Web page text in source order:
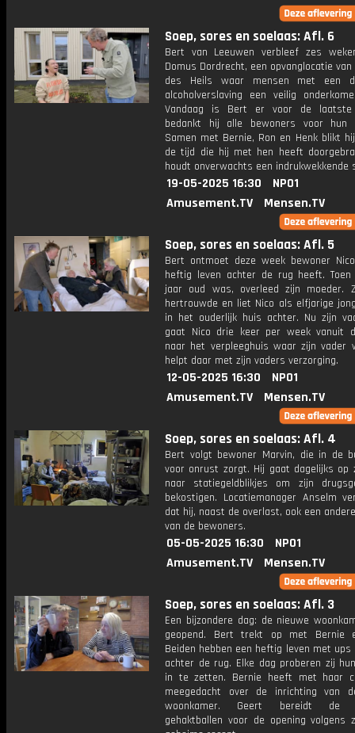
Soep, sores en soelaas: Afl. 6
Bert van Leeuwen verbleef zes
Domus Dordrecht, een opvanglocatie
des Heils waar mensen met een
alcoholverslaving een veilig
Vandaag is Bert er voor de
bedankt hij alle bewoners voor hun
Samen met Bernie, Ron en Henk blikt
de tijd die hij met hen heeft
houdt onverwachts een indrukwekkende
19-05-2025 16:30
NPO1
Amusement.TV
Mensen.TV
Soep, sores en soelaas: Afl. 5
Bert ontmoet deze week bewoner
heftig leven achter de rug heeft.
jaar oud was, overleed zijn moeder.
hertrouwde en liet Nico als elfjarige
in het ouderlijk huis achter. Nu zijn
gaat Nico drie keer per week vanuit
naar het verpleeghuis waar zijn vader
helpt daar met zijn vaders verzorging.
12-05-2025 16:30
NPO1
Amusement.TV
Mensen.TV
Soep, sores en soelaas: Afl. 4
Bert volgt bewoner Marvin, die in de
voor onrust zorgt. Hij gaat dagelijks op
naar statiegeldblikjes om zijn
bekostigen. Locatiemanager Anselm
dat hij, naast de overlast, ook een
van de bewoners.
05-05-2025 16:30
NPO1
Amusement.TV
Mensen.TV
Soep, sores en soelaas: Afl. 3
Een bijzondere dag: de nieuwe
geopend. Bert trekt op met Bernie
Beiden hebben een heftig leven met ups
achter de rug. Elke dag proberen zij
in te zetten. Bernie heeft met haar
meegedacht over de inrichting van
woonkamer. Geert bereidt de
gehaktballen voor de opening volgens